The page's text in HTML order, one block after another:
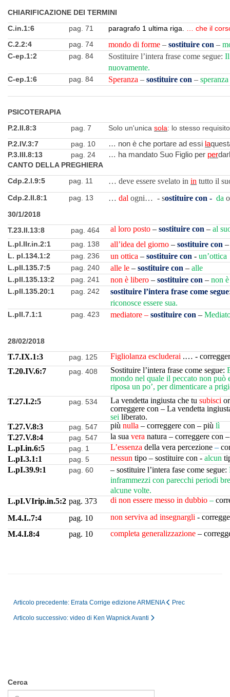
CHIARIFICAZIONE DEI TERMINI
C.in.1:6
pag. 71 paragrafo 1 ultima riga.
… che il
C.2.2:4
pag. 74 mondo di forme – sostituire con –
C-ep.1:2 pag. 84 Sostituire l’intera frase come segue: Il
nuovamente.
C-ep.1:6 pag. 84 Speranza – sostituire con – speranza
PSICOTERAPIA
P.2.II.8:3
pag. 7 Solo un'unica sola: lo stesso
P.2.IV.3:7
pag. 10 … non è che portare ad essi la
P.3.III.8:13
pag. 24 … ha mandato Suo Figlio per per
CANTO DELLA PREGHIERA
Cdp.2.I.9:5
pag. 11 … deve essere svelato in in tutto il
Cdp.2.II.8:1 pag. 13 … dal ogni… - sostituire con - da
30/1/2018
T.23.II.13:8
pag. 464 al loro posto – sostituire con – al
L.pI.IIr.in.2:1 pag. 138 all’idea del giorno – sostituire con
L. pI.134.1:2 pag. 236 un ottica – sostituire con - un’ottica
L.pII.135.7:5 pag. 240 alle le – sostituire con – alle
L.pII.135.13:2 pag. 241 non è libero – sostituire con – non
L.pII.135.20:1 pag. 242 sostituire l’intera frase come segue
riconosce essere sua.
L.pII.7.1:1 pag. 423 mediatore – sostituire con –
28/02/2018
T.7.IX.1:3 pag. 125 Figliolanza escluderai .… -
T.20.IV.6:7
pag. 408 Sostituire l’intera frase come segue:
mondo nel quale il peccato non può
riposa un po’, per dimenticare a
T.27.I.2:5
pag. 534 La vendetta ingiusta che tu subisci
correggere con – La vendetta
sei liberato.
T.27.V.8:3
pag. 547 più nulla – correggere con – più lì
T.27.V.8:4
pag. 547 la sua vera natura – correggere con
L.pI.in.6:5
pag. 1 L’essenza della vera percezione –
L.pI.3.1:1
pag. 5 nessun tipo – sostituire con - alcun
L.pI.39.9:1
pag. 60 – sostituire l’intera fase come segue:
inframmezzi con parecchi periodi
alcune volte.
L.pI.VIrip.in.5:2 pag. 373 di non essere messo in dubbio –
M.4.I..7:4 pag. 10 non serviva ad insegnargli -
M.4.I.8:4
pag. 10 completa generalizzazione –
Articolo precedente: Errata Corrige edizione ARMENIA Prec
Articolo successivo: video di Ken WapnickAvanti
Cerca